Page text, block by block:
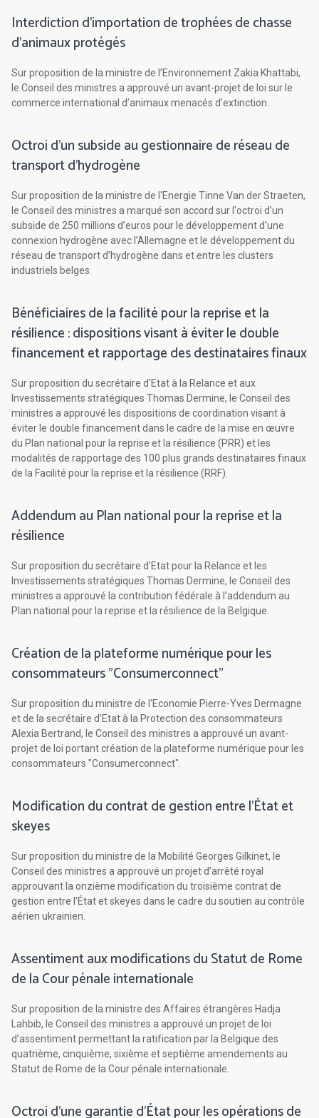
Interdiction d’importation de trophées de chasse
d’animaux protégés
Sur proposition de la ministre de l’Environnement Zakia Khattabi,
le Conseil des ministres a approuvé un avant-projet de loi sur le
commerce international d’animaux menacés d’extinction.
Octroi d’un subside au gestionnaire de réseau de
transport d’hydrogène
Sur proposition de la ministre de l'Energie Tinne Van der Straeten,
le Conseil des ministres a marqué son accord sur l'octroi d’un
subside de 250 millions d’euros pour le développement d’une
connexion hydrogène avec l’Allemagne et le développement du
réseau de transport d’hydrogène dans et entre les clusters
industriels belges.
Bénéficiaires de la facilité pour la reprise et la
résilience : dispositions visant à éviter le double
financement et rapportage des destinataires finaux
Sur proposition du secrétaire d'Etat à la Relance et aux
Investissements stratégiques Thomas Dermine, le Conseil des
ministres a approuvé les dispositions de coordination visant à
éviter le double financement dans le cadre de la mise en œuvre
du Plan national pour la reprise et la résilience (PRR) et les
modalités de rapportage des 100 plus grands destinataires finaux
de la Facilité pour la reprise et la résilience (RRF).
Addendum au Plan national pour la reprise et la
résilience
Sur proposition du secrétaire d'Etat pour la Relance et les
Investissements stratégiques Thomas Dermine, le Conseil des
ministres a approuvé la contribution fédérale à l’addendum au
Plan national pour la reprise et la résilience de la Belgique.
Création de la plateforme numérique pour les
consommateurs "Consumerconnect"
Sur proposition du ministre de l'Economie Pierre-Yves Dermagne
et de la secrétaire d'Etat à la Protection des consommateurs
Alexia Bertrand, le Conseil des ministres a approuvé un avant-
projet de loi portant création de la plateforme numérique pour les
consommateurs "Consumerconnect".
Modification du contrat de gestion entre l’État et
skeyes
Sur proposition du ministre de la Mobilité Georges Gilkinet, le
Conseil des ministres a approuvé un projet d’arrêté royal
approuvant la onzième modification du troisième contrat de
gestion entre l’État et skeyes dans le cadre du soutien au contrôle
aérien ukrainien.
Assentiment aux modifications du Statut de Rome
de la Cour pénale internationale
Sur proposition de la ministre des Affaires étrangères Hadja
Lahbib, le Conseil des ministres a approuvé un projet de loi
d’assentiment permettant la ratification par la Belgique des
quatrième, cinquième, sixième et septième amendements au
Statut de Rome de la Cour pénale internationale.
Octroi d’une garantie d’État pour les opérations de